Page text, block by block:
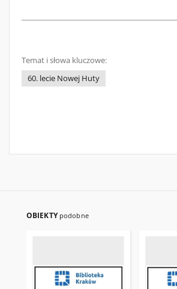
Temat i słowa kluczowe:
60. lecie Nowej Huty
OBIEKTY podobne